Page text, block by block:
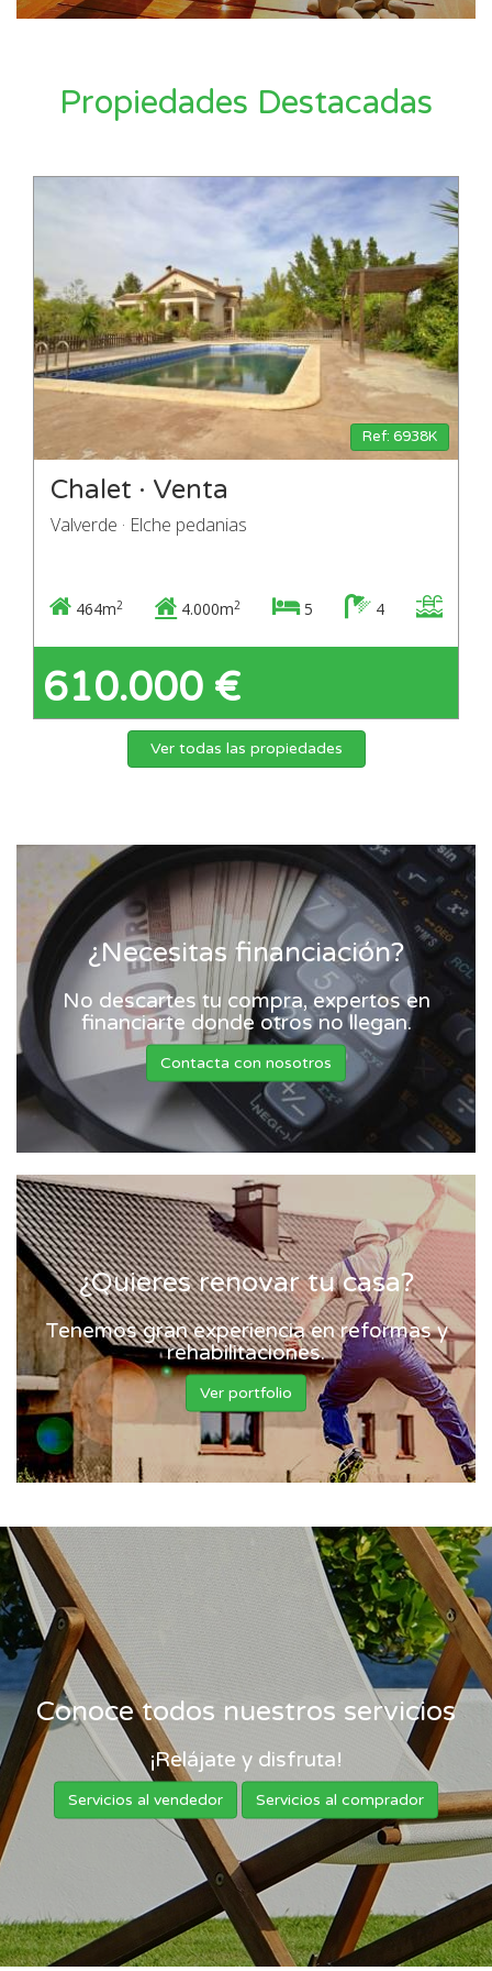
Propiedades Destacadas
Ref: 6938K
Chalet · Venta
Valverde · Elche pedanias
464m2 4.000m2 5 4
610.000 €
Ver todas las propiedades
¿Necesitas financiación?
No descartes tu compra, expertos en
financiarte donde otros no llegan.
Contacta con nosotros
¿Quieres renovar tu casa?
Tenemos gran experiencia en reformas y
rehabilitaciones.
Ver portfolio
Conoce todos nuestros servicios
¡Relájate y disfruta!
Servicios al vendedor Servicios al comprador